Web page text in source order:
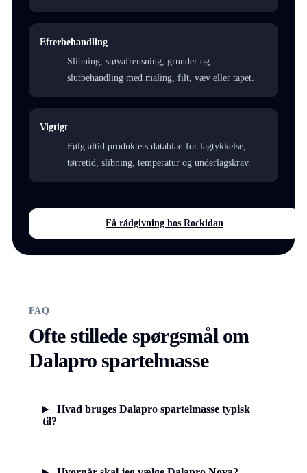
Efterbehandling
Slibning, støvafrensning, grunder og
slutbehandling med maling, filt, væv eller tapet.
Vigtigt
Følg altid produktets datablad for lagtykkelse,
tørretid, slibning, temperatur og underlagskrav.
Få rådgivning hos Rockidan
FAQ
Ofte stillede spørgsmål om
Dalapro spartelmasse
Hvad bruges Dalapro spartelmasse typisk
til?